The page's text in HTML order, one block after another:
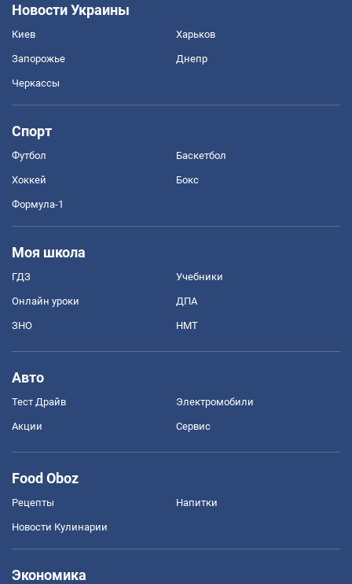
Новости Украины
Киев Харьков
Запорожье Днепр
Черкассы
Спорт
Футбол Баскетбол
Хоккей Бокс
Формула-1
Моя школа
ГДЗ Учебники
Онлайн уроки ДПА
ЗНО НМТ
Авто
Тест Драйв Электромобили
Акции Сервис
Food Oboz
Рецепты Напитки
Новости Кулинарии
Экономика